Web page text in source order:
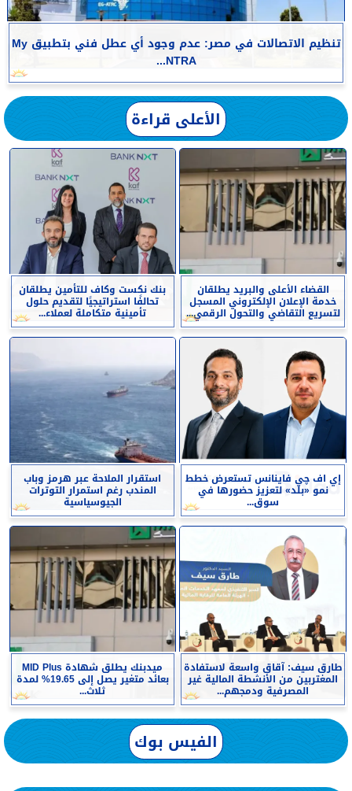
تنظيم الاتصالات في مصر: عدم وجود أي عطل فني بتطبيق My
NTRA...
الأعلى قراءة
القضاء الأعلى والبريد يطلقان
خدمة الإعلان الإلكتروني المسجل
لتسريع التقاضي والتحول الرقمي...
بنك نكست وكاف للتأمين يطلقان
تحالفًا استراتيجيًا لتقديم حلول
تأمينية متكاملة لعملاء...
إي اف چي فاينانس تستعرض خطط
نمو «بلد» لتعزيز حضورها في
سوق...
استقرار الملاحة عبر هرمز وباب
المندب رغم استمرار التوترات
الجيوسياسية
طارق سيف: آقاق واسعة لاستفادة
المغتربين من الأنشطة المالية غير
المصرفية ودمجهم...
ميدبنك يطلق شهادة MID Plus
بعائد متغير يصل إلى 19.65% لمدة
ثلاث...
الفيس بوك